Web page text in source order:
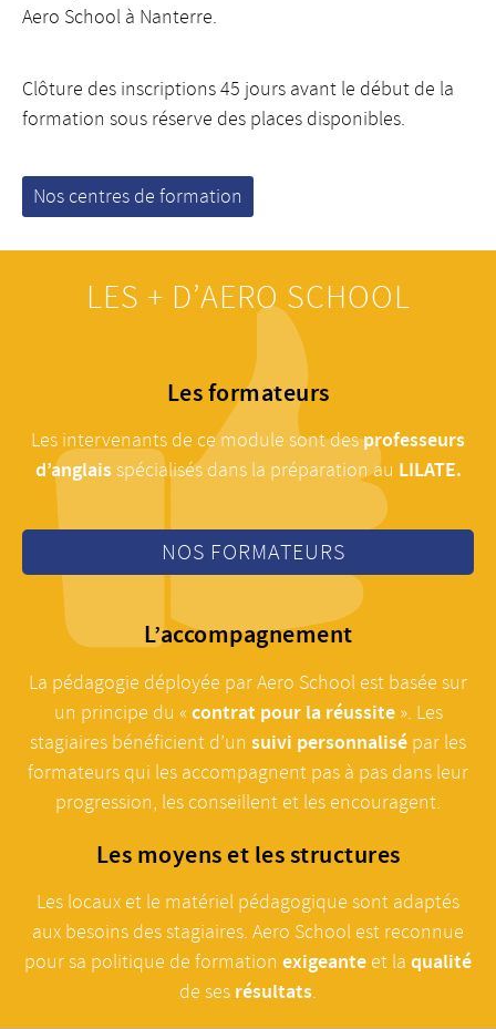
Aero School à Nanterre.
Clôture des inscriptions 45 jours avant le début de la
formation sous réserve des places disponibles.
Nos centres de formation
LES + D’AERO SCHOOL
Les formateurs
Les intervenants de ce module sont desprofesseurs
d’anglais spécialisés dans la préparation au LILATE.
NOS FORMATEURS
L’accompagnement
La pédagogie déployée par Aero School est basée sur
un principe du « contrat pour la réussite». Les
stagiaires bénéficient d’un suivi personnalisé par les
formateurs qui les accompagnent pas à pas dans leur
progression, les conseillent et les encouragent.
Les moyens et les structures
Les locaux et le matériel pédagogique sont adaptés
aux besoins des stagiaires. Aero School est reconnue
pour sa politique de formation exigeante et la qualité
de ses résultats.